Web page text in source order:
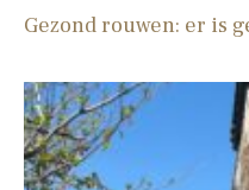
Gezond rouwen: er is